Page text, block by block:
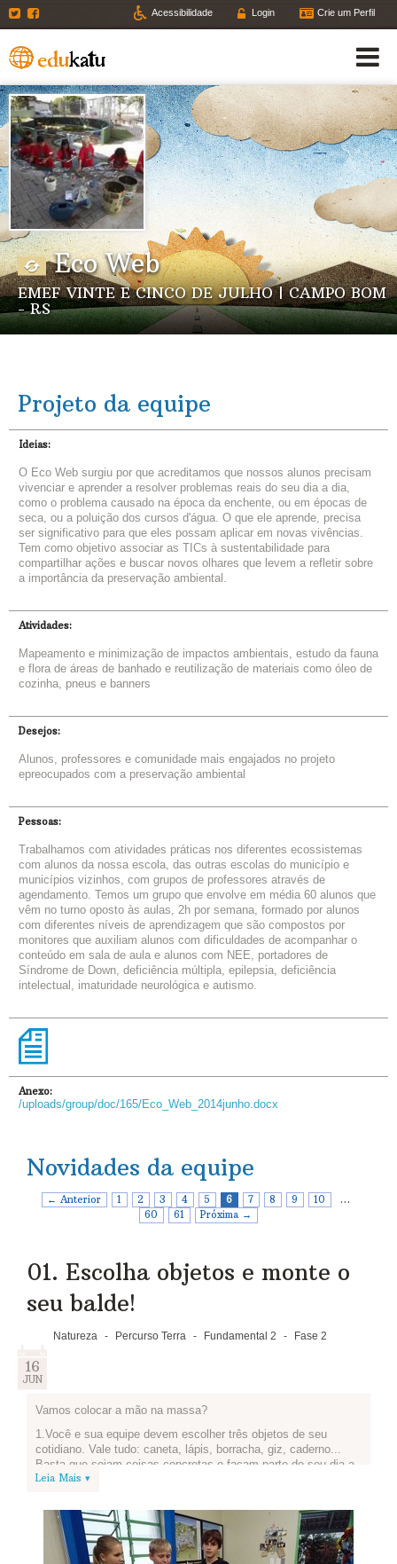
Twitter Acessibilidade Login Crie um Perfil
Eco Web
EMEF VINTE E CINCO DE JULHO | CAMPO BOM
- RS
Projeto da equipe
Ideias:
O Eco Web surgiu por que acreditamos que nossos alunos precisam
vivenciar e aprender a resolver problemas reais do seu dia a dia,
como o problema causado na época da enchente, ou em épocas de
seca, ou a poluição dos cursos d'água. O que ele aprende, precisa
ser significativo para que eles possam aplicar em novas vivências.
Tem como objetivo associar as TICs à sustentabilidade para
compartilhar ações e buscar novos olhares que levem a refletir sobre
a importância da preservação ambiental.
Atividades:
Mapeamento e minimização de impactos ambientais, estudo da fauna
e flora de áreas de banhado e reutilização de materiais como óleo de
cozinha, pneus e banners
Desejos:
Alunos, professores e comunidade mais engajados no projeto
epreocupados com a preservação ambiental
Pessoas:
Trabalhamos com atividades práticas nos diferentes ecossistemas
com alunos da nossa escola, das outras escolas do município e
municípios vizinhos, com grupos de professores através de
agendamento. Temos um grupo que envolve em média 60 alunos que
vêm no turno oposto às aulas, 2h por semana, formado por alunos
com diferentes níveis de aprendizagem que são compostos por
monitores que auxiliam alunos com dificuldades de acompanhar o
conteúdo em sala de aula e alunos com NEE, portadores de
Síndrome de Down, deficiência múltipla, epilepsia, deficiência
intelectual, imaturidade neurológica e autismo.
Anexo:
/uploads/group/doc/165/Eco_Web_2014junho.docx
Novidades da equipe
← Anterior 1 2 3 4 5 6 7 8 9 10
…
60
61 Próxima →
01. Escolha objetos e monte o
seu balde!
Natureza - Percurso Terra - Fundamental 2 - Fase 2
16
JUN
Vamos colocar a mão na massa?
1.Você e sua equipe devem escolher três objetos de seu
cotidiano. Vale tudo: caneta, lápis, borracha, giz, caderno...
Basta que sejam coisas concretas e façam parte do seu dia a
dia. Coloque-as dentro de um balde, que vai guardar esses
2.Agora, vamos enfeitar o balde? Vale colagem, pintura,
etiquetar, grafite... fica a critério de vocês como personalizar o
seu projeto.
Leia Mais ▾